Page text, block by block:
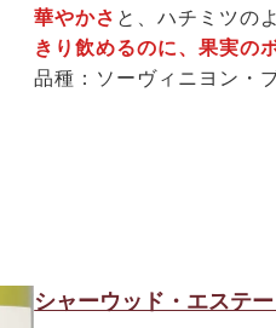
華やかさ と、ハチミツの
きり飲めるのに、果実の
品種：ソーヴィニヨン・
シャーウッド・エス